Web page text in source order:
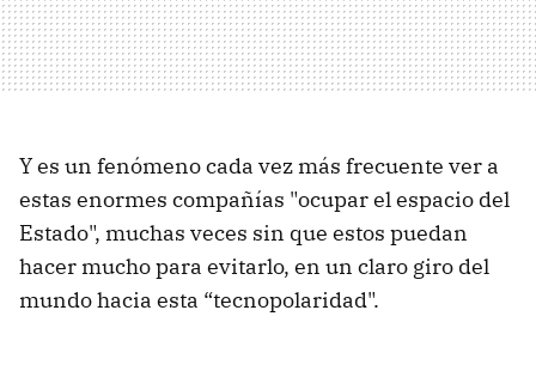
Y es un fenómeno cada vez más frecuente ver a
estas enormes compañías "ocupar el espacio del
Estado", muchas veces sin que estos puedan
hacer mucho para evitarlo, en un claro giro del
mundo hacia esta “tecnopolaridad".